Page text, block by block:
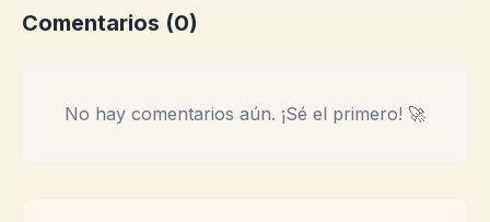
Comentarios (0)
No hay comentarios aún. ¡Sé el primero! 🚀